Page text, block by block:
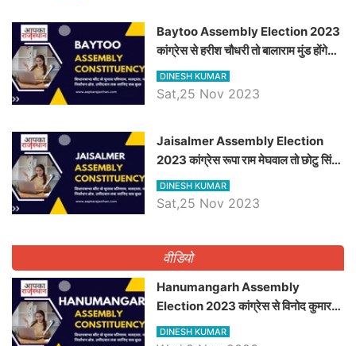
Baytoo Assembly Election 2023
कांग्रेस से हरीश चौधरी तो बालाराम मुंड होंगे
भाजपा उम्मीदवार, जानिये बायतू विधानसभा
सीट के ताजा समीकरण
DINESH KUMAR
Sat,25 Nov 2023
​​​​​​​Jaisalmer Assembly Election
2023 कांग्रेस रूपा राम मेघवाल तो छोटु सिंह
भाटी होंगे भाजपा उम्मीदवार, जानिये जैसलमेर
विधानसभा सीट के ताजा समीकरण
DINESH KUMAR
Sat,25 Nov 2023
वीडियो
Hanumangarh Assembly
Election 2023 कांग्रेस से विनोद कुमार
चौधरी तो अमित चौधरी होंगे भाजपा उम्मीदवार,
DINESH KUMAR